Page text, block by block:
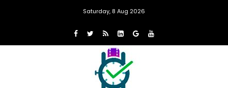
Saturday, 8 Aug 2026